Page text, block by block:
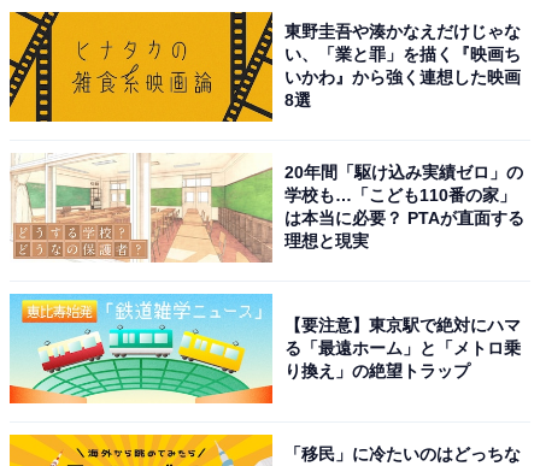
東野圭吾や湊かなえだけじゃな
い、「業と罪」を描く『映画ち
いかわ』から強く連想した映画
8選
20年間「駆け込み実績ゼロ」の
学校も…「こども110番の家」
は本当に必要？ PTAが直面する
理想と現実
【要注意】東京駅で絶対にハマ
る「最遠ホーム」と「メトロ乗
り換え」の絶望トラップ
「移民」に冷たいのはどっちな